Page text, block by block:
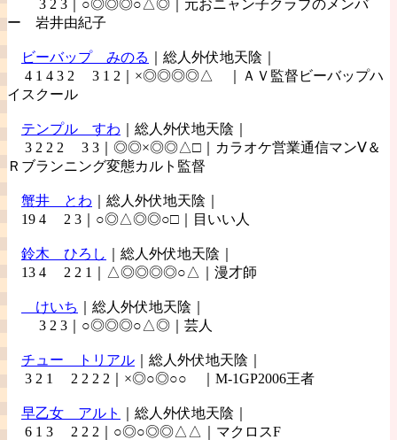
3 2 3｜○◎◎◎○△◎｜元おニャン子クラブのメンバ
ー 岩井由紀子
ビーバップ みのる
｜総人外伏地天陰｜
4 1 4 3 2 3 1 2｜×◎◎◎◎△ ｜ＡＶ監督ビーバップハ
イスクール
テンプル すわ ｜総人外伏地天陰｜
3 2 2 2 3 3｜◎◎×◎◎△□｜カラオケ営業通信マンⅤ＆
Ｒブランニング変態カルト監督
蟹井 とわ ｜総人外伏地天陰｜
19 4 2 3｜○◎△◎◎○□｜目いい人
鈴木 ひろし
｜総人外伏地天陰｜
13 4 2 2 1｜△◎◎◎◎○△｜漫才師
けいち
｜総人外伏地天陰｜
3 2 3｜○◎◎◎○△◎｜芸人
チュー トリアル ｜総人外伏地天陰｜
3 2 1 2 2 2 2｜×◎○◎○○ ｜M-1GP2006王者
早乙女 アルト
｜総人外伏地天陰｜
6 1 3 2 2 2｜○◎○◎◎△△｜マクロスF